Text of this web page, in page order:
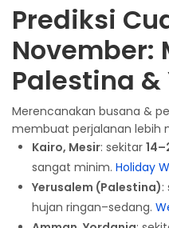
Prediksi
November:
Palestina
Merencanakan busana &
membuat perjalanan lebih
Kairo, Mesir: sekitar
sangat minim. Holiday
Yerusalem (Palestina):
hujan ringan–sedang.